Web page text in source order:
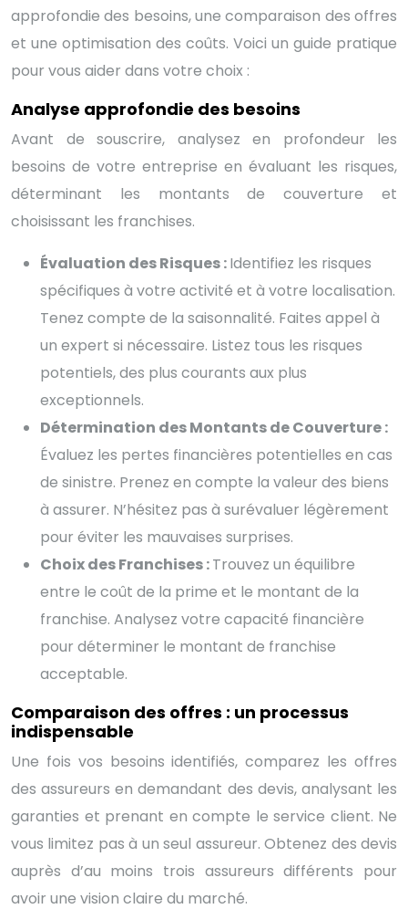
approfondie des besoins, une comparaison des offres
et une optimisation des coûts. Voici un guide pratique
pour vous aider dans votre choix :
Analyse approfondie des besoins
Avant de souscrire, analysez en profondeur les
besoins de votre entreprise en évaluant les risques,
déterminant les montants de couverture et
choisissant les franchises.
Évaluation des Risques :Identifiez les risques
spécifiques à votre activité et à votre localisation.
Tenez compte de la saisonnalité. Faites appel à
un expert si nécessaire. Listez tous les risques
potentiels, des plus courants aux plus
exceptionnels.
Détermination des Montants de Couverture :
Évaluez les pertes financières potentielles en cas
de sinistre. Prenez en compte la valeur des biens
à assurer. N’hésitez pas à surévaluer légèrement
pour éviter les mauvaises surprises.
Choix des Franchises :Trouvez un équilibre
entre le coût de la prime et le montant de la
franchise. Analysez votre capacité financière
pour déterminer le montant de franchise
acceptable.
Comparaison des offres : un processus
indispensable
Une fois vos besoins identifiés, comparez les offres
des assureurs en demandant des devis, analysant les
garanties et prenant en compte le service client. Ne
vous limitez pas à un seul assureur. Obtenez des devis
auprès d’au moins trois assureurs différents pour
avoir une vision claire du marché.